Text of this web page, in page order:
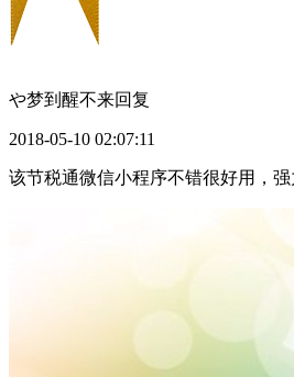
や梦到醒不来回复
2018-05-10 02:07:11
该节税通微信小程序不错很好用，强